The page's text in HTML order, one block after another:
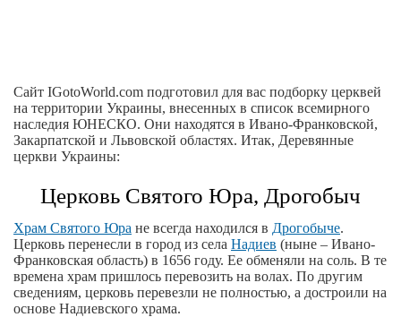
Сайт IGotoWorld.com подготовил для вас подборку церквей
на территории Украины, внесенных в список всемирного
наследия ЮНЕСКО. Они находятся в Ивано-Франковской,
Закарпатской и Львовской областях. Итак, Деревянные
церкви Украины:
Церковь Святого Юра, Дрогобыч
Храм Святого Юра не всегда находился в Дрогобыче.
Церковь перенесли в город из села Надиев (ныне – Ивано-
Франковская область) в 1656 году. Ее обменяли на соль. В те
времена храм пришлось перевозить на волах. По другим
сведениям, церковь перевезли не полностью, а достроили на
основе Надиевского храма.